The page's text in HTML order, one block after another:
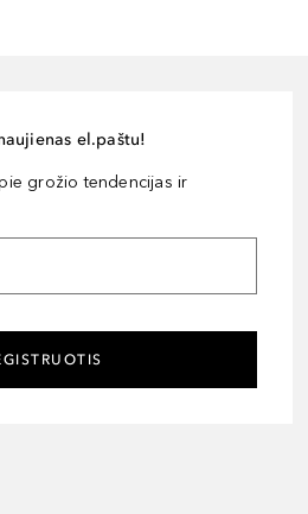
el.paštu!
grožio tendencijas ir